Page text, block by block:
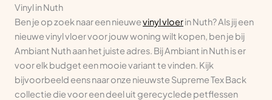
Vinyl in Nuth
Ben je op zoek naar een nieuwevinyl vloerin Nuth? Als jij een
nieuwe vinyl vloer voor jouw woning wilt kopen, ben je bij
Ambiant Nuth aan het juiste adres. Bij Ambiant in Nuth is er
voor elk budget een mooie variant te vinden. Kijk
bijvoorbeeld eens naar onze nieuwste Supreme Tex Back
collectie die voor een deel uit gerecyclede petflessen